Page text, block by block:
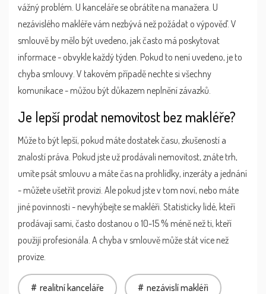
vážný problém. U kanceláře se obrátíte na manažera. U
nezávislého makléře vám nezbývá než požádat o výpověď. V
smlouvě by mělo být uvedeno, jak často má poskytovat
informace - obvykle každý týden. Pokud to není uvedeno, je to
chyba smlouvy. V takovém případě nechte si všechny
komunikace - můžou být důkazem neplnění závazků.
Je lepší prodat nemovitost bez makléře?
Může to být lepší, pokud máte dostatek času, zkušeností a
znalostí práva. Pokud jste už prodávali nemovitost, znáte trh,
umíte psát smlouvu a máte čas na prohlídky, inzeráty a jednání
- můžete ušetřit provizi. Ale pokud jste v tom noví, nebo máte
jiné povinnosti - nevyhýbejte se makléři. Statisticky lidé, kteří
prodávají sami, často dostanou o 10-15 % méně než ti, kteří
použijí profesionála. A chyba v smlouvě může stát více než
provize.
realitní kanceláře nezávislí makléři